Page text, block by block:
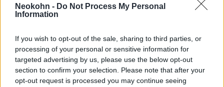
Neokohn - Do Not Process My Personal
Information
If you wish to opt-out of the sale, sharing to third parties, or
processing of your personal or sensitive information for
targeted advertising by us, please use the below opt-out
section to confirm your selection. Please note that after your
opt-out request is processed you may continue seeing
– tette hozzá a polgármester.
Továbbra is küzdeni fog az
anticionizmus ellen